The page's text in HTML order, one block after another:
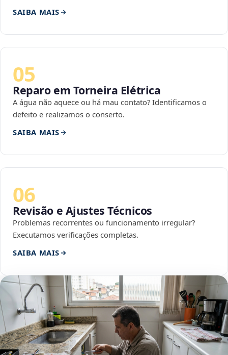
SAIBA MAIS
05
Reparo em Torneira Elétrica
A água não aquece ou há mau contato? Identificamos o
defeito e realizamos o conserto.
SAIBA MAIS
06
Revisão e Ajustes Técnicos
Problemas recorrentes ou funcionamento irregular?
Executamos verificações completas.
SAIBA MAIS